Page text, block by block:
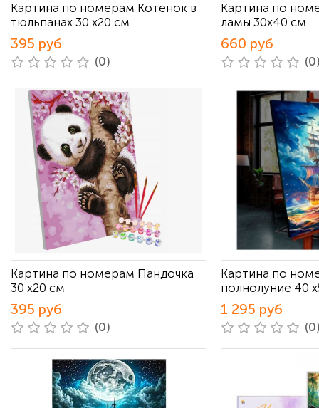
Картина по номерам Котенок в
тюльпанах 30 х20 см
395 руб
(0)
Картина по
ламы 30х40 см
660 руб
Картина по номерам Пандочка
30 х20 см
395 руб
(0)
Картина по
полнолуние 40
1 295 руб